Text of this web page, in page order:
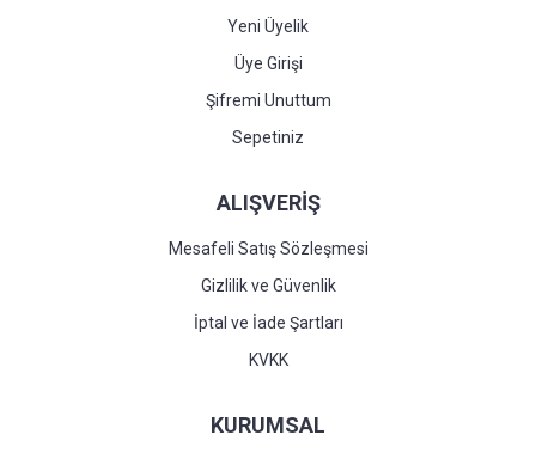
Yeni Üyelik
Üye Girişi
Şifremi Unuttum
Sepetiniz
ALIŞVERİŞ
Mesafeli Satış Sözleşmesi
Gizlilik ve Güvenlik
İptal ve İade Şartları
KVKK
KURUMSAL